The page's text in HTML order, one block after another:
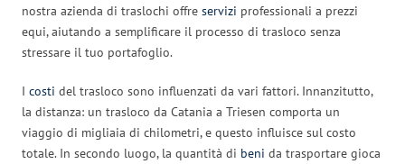
nostra azienda di traslochi offre servizi professionali a prezzi
equi, aiutando a semplificare il processo di trasloco senza
stressare il tuo portafoglio.
I costi del trasloco sono influenzati da vari fattori. Innanzitutto,
la distanza: un trasloco da Catania a Triesen comporta un
viaggio di migliaia di chilometri, e questo influisce sul costo
totale. In secondo luogo, la quantità di beni da trasportare gioca